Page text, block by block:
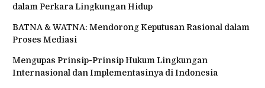
dalam Perkara Lingkungan Hidup
BATNA & WATNA: Mendorong Keputusan Rasional dalam
Proses Mediasi
Mengupas Prinsip-Prinsip Hukum Lingkungan
Internasional dan Implementasinya di Indonesia